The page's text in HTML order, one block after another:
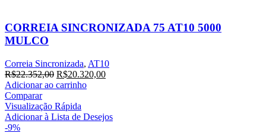
CORREIA SINCRONIZADA 75 AT10 5000
MULCO
Correia Sincronizada, AT10
R$22.352,00 O
preço
era:
R$22.352,00.
R$20.320,00O
R$20.320,00.
Adicionar ao carrinho
Comparar
Visualização Rápida
Adicionar à Lista de Desejos
-9%